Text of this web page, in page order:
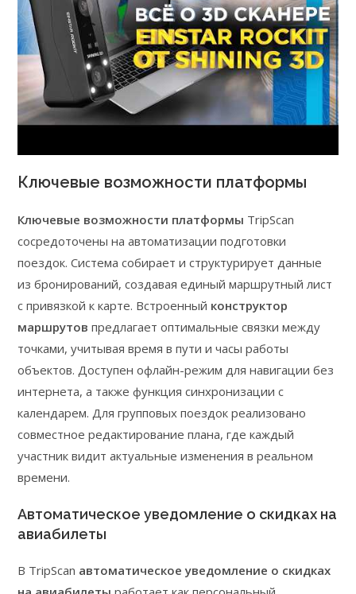
Ключевые возможности платформы
Ключевые возможности платформы TripScan
сосредоточены на автоматизации подготовки
поездок. Система собирает и структурирует данные
из бронирований, создавая единый маршрутный лист
с привязкой к карте. Встроенный конструктор
маршрутов предлагает оптимальные связки между
точками, учитывая время в пути и часы работы
объектов. Доступен офлайн-режим для навигации без
интернета, а также функция синхронизации с
календарем. Для групповых поездок реализовано
совместное редактирование плана, где каждый
участник видит актуальные изменения в реальном
времени.
Автоматическое уведомление о скидках на
авиабилеты
В TripScan автоматическое уведомление о скидках